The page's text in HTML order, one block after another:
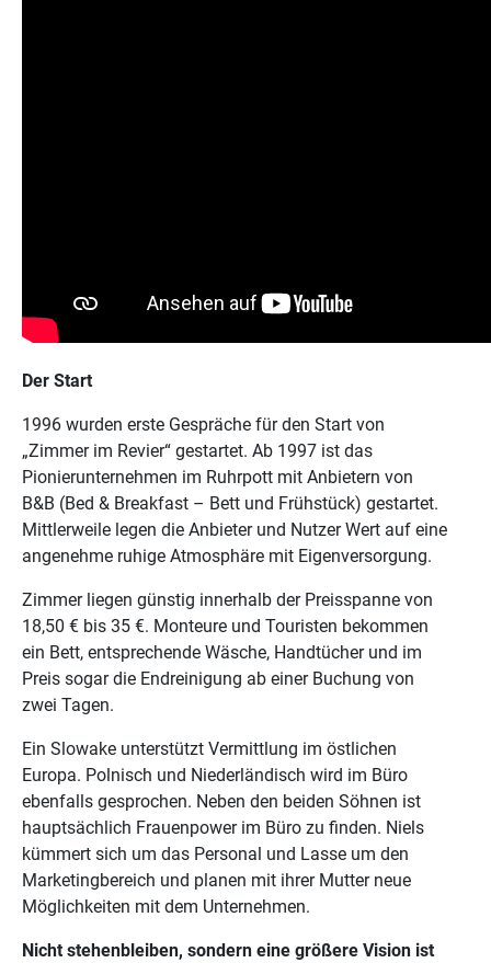
Der Start
1996 wurden erste Gespräche für den Start von
„Zimmer im Revier“ gestartet. Ab 1997 ist das
Pionierunternehmen im Ruhrpott mit Anbietern von
B&B (Bed & Breakfast – Bett und Frühstück) gestartet.
Mittlerweile legen die Anbieter und Nutzer Wert auf eine
angenehme ruhige Atmosphäre mit Eigenversorgung.
Zimmer liegen günstig innerhalb der Preisspanne von
18,50 € bis 35 €. Monteure und Touristen bekommen
ein Bett, entsprechende Wäsche, Handtücher und im
Preis sogar die Endreinigung ab einer Buchung von
zwei Tagen.
Ein Slowake unterstützt Vermittlung im östlichen
Europa. Polnisch und Niederländisch wird im Büro
ebenfalls gesprochen. Neben den beiden Söhnen ist
hauptsächlich Frauenpower im Büro zu finden. Niels
kümmert sich um das Personal und Lasse um den
Marketingbereich und planen mit ihrer Mutter neue
Möglichkeiten mit dem Unternehmen.
Nicht stehenbleiben, sondern eine größere Vision ist